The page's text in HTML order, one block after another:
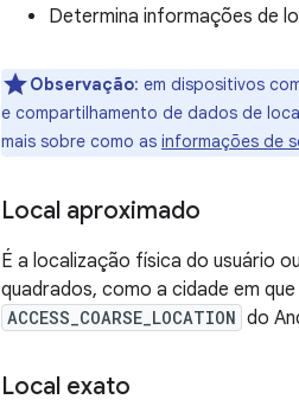
Determina informações de
Observação: em dispositivos
e compartilhamento de dados de
mais sobre como as informações de
Local aproximado
É a localização física do usuário
quadrados, como a cidade em
ACCESS_COARSE_LOCATION do
Local exato